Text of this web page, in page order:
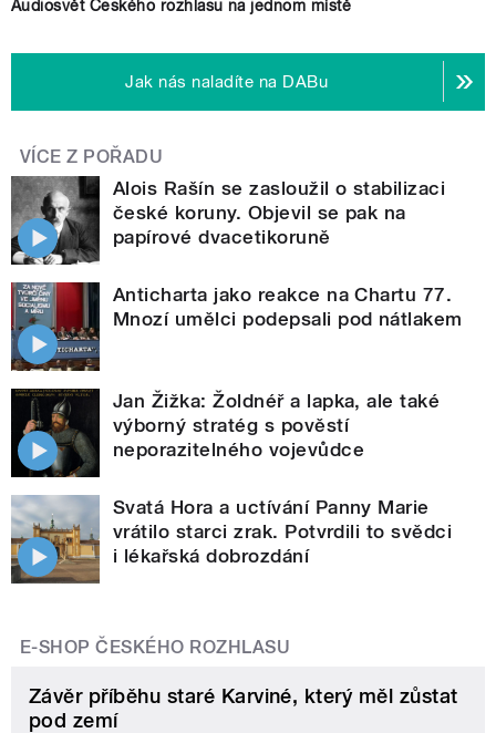
Audiosvět Českého rozhlasu na jednom místě
Jak nás naladíte na DABu
VÍCE Z POŘADU
Alois Rašín se zasloužil o stabilizaci
české koruny. Objevil se pak na
papírové dvacetikoruně
Anticharta jako reakce na Chartu 77.
Mnozí umělci podepsali pod nátlakem
Jan Žižka: Žoldnéř a lapka, ale také
výborný stratég s pověstí
neporazitelného vojevůdce
Svatá Hora a uctívání Panny Marie
vrátilo starci zrak. Potvrdili to svědci
i lékařská dobrozdání
E-SHOP ČESKÉHO ROZHLASU
Závěr příběhu staré Karviné, který měl zůstat
pod zemí